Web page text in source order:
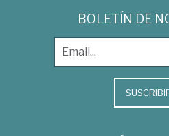
BOLETÍN DE